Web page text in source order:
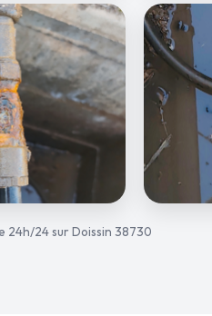
24h/24 sur Doissin 38730